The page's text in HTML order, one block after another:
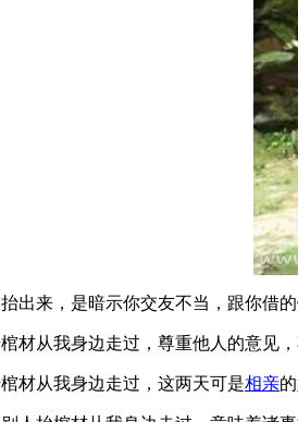
出来，是暗示你交友不当，跟你借
材从我身边走过，尊重他人的意见
材从我身边走过，这两天可是相亲